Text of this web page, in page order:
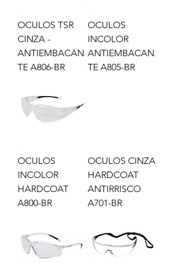
OCULOS TSR
CINZA -
ANTIEMBACAN
TE A806-BR
OCULOS
INCOLOR
ANTIEMBACAN
TE A805-BR
OCULOS
INCOLOR
HARDCOAT
A800-BR
OCULOS CINZA
HARDCOAT
ANTIRRISCO
A701-BR